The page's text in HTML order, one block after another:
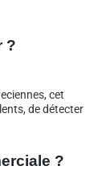
?
cet
de détecter
?